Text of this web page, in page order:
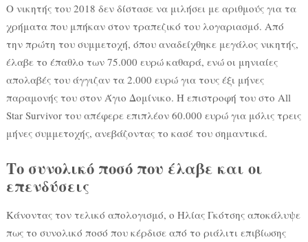
Ο νικητής του 2018 δεν δίστασε να μιλήσει με αριθμούς για τα
χρήματα που μπήκαν στον τραπεζικό του λογαριασμό. Από
την πρώτη του συμμετοχή, όπου αναδείχθηκε μεγάλος νικητής,
έλαβε το έπαθλο των 75.000 ευρώ καθαρά, ενώ οι μηνιαίες
απολαβές του άγγιζαν τα 2.000 ευρώ για τους έξι μήνες
παραμονής του στον Άγιο Δομίνικο. Η επιστροφή του στο All
Star Survivor του απέφερε επιπλέον 60.000 ευρώ για μόλις τρεις
μήνες συμμετοχής, ανεβάζοντας το κασέ του σημαντικά.
Το συνολικό ποσό που έλαβε και οι
επενδύσεις
Κάνοντας τον τελικό απολογισμό, ο Ηλίας Γκότσης αποκάλυψε
πως το συνολικό ποσό που κέρδισε από το ριάλιτι επιβίωσης